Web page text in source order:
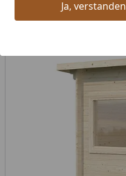
Ja, verstanden